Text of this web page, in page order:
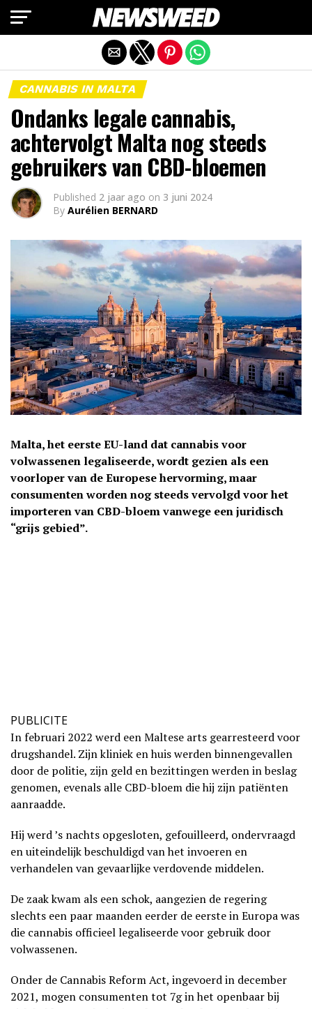
CANNABIS IN MALTA
Ondanks legale cannabis,
achtervolgt Malta nog steeds
gebruikers van CBD-bloemen
Published 2 jaar ago on 3 juni 2024
By Aurélien BERNARD
Malta, het eerste EU-land dat cannabis voor
volwassenen legaliseerde, wordt gezien als een
voorloper van de Europese hervorming, maar
consumenten worden nog steeds vervolgd voor het
importeren van CBD-bloem vanwege een juridisch
“grijs gebied”.
PUBLICITE
In februari 2022 werd een Maltese arts gearresteerd voor
drugshandel. Zijn kliniek en huis werden binnengevallen
door de politie, zijn geld en bezittingen werden in beslag
genomen, evenals alle CBD-bloem die hij zijn patiënten
aanraadde.
Hij werd ’s nachts opgesloten, gefouilleerd, ondervraagd
en uiteindelijk beschuldigd van het invoeren en
verhandelen van gevaarlijke verdovende middelen.
De zaak kwam als een schok, aangezien de regering
slechts een paar maanden eerder de eerste in Europa was
die cannabis officieel legaliseerde voor gebruik door
volwassenen.
Onder de Cannabis Reform Act, ingevoerd in december
2021, mogen consumenten tot 7g in het openbaar bij
Mobiele versie afsluiten